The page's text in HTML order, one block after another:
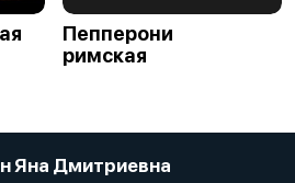
Пепперони
римская
Яна Дмитриевна